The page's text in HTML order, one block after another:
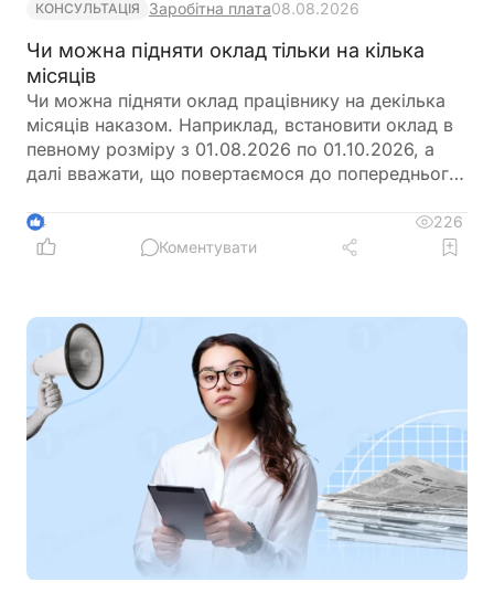
КОНСУЛЬТАЦІЯ Заробітна плата08.08.2026
Чи можна підняти оклад тільки на кілька
місяців
Чи можна підняти оклад працівнику на декілька
місяців наказом. Наприклад, встановити оклад в
певному розміру з 01.08.2026 по 01.10.2026, а
далі вважати, що повертаємося до попереднього
4
226
Коментувати